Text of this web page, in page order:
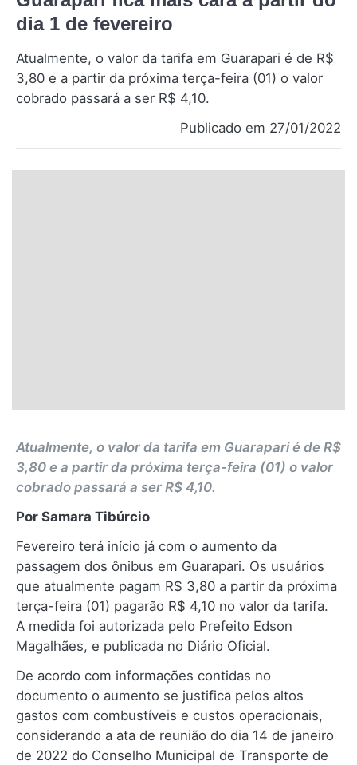
Santa Catarina
Rio Grande do Sul
Centro-Oeste
dia 1 de fevereiro
Atualmente, o valor da tarifa em Guarapari é de R$
3,80 e a partir da próxima terça-feira (01) o valor
cobrado passará a ser R$ 4,10.
Publicado em 27/01/2022
Atualmente, o valor da tarifa em Guarapari é de R$
3,80 e a partir da próxima terça-feira (01) o valor
cobrado passará a ser R$ 4,10.
Por Samara Tibúrcio
Fevereiro terá início já com o aumento da
passagem dos ônibus em Guarapari. Os usuários
que atualmente pagam R$ 3,80 a partir da próxima
terça-feira (01) pagarão R$ 4,10 no valor da tarifa.
A medida foi autorizada pelo Prefeito Edson
Magalhães, e publicada no Diário Oficial.
De acordo com informações contidas no
documento o aumento se justifica pelos altos
gastos com combustíveis e custos operacionais,
considerando a ata de reunião do dia 14 de janeiro
de 2022 do Conselho Municipal de Transporte de